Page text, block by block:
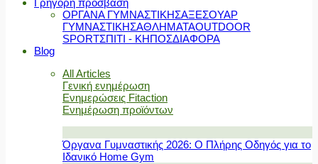
Γρήγορη πρόσβαση
ΟΡΓΑΝΑ ΓΥΜΝΑΣΤΙΚΗΣΑΞΕΣΟΥΑΡ
ΓΥΜΝΑΣΤΙΚΗΣΑΘΛΗΜΑΤΑOUTDOOR
SPORTΣΠΙΤΙ - ΚΗΠΟΣΔΙΑΦΟΡΑ
Blog
All Articles
Γενική ενημέρωση
Ενημερώσεις Fitaction
Ενημέρωση προϊόντων
Όργανα Γυμναστικής 2026: Ο Πλήρης Οδηγός για το
Ιδανικό Home Gym